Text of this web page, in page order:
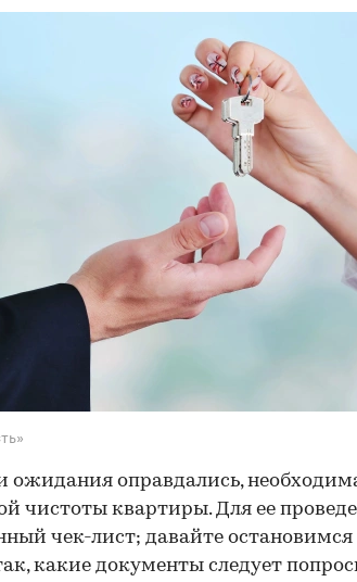
ожидания оправдались,
чистоты квартиры. Для ее
чек-лист; давайте остановимся
какие документы следует